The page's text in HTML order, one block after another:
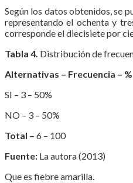
Según los datos obtenidos, se
representando el ochenta y
corresponde el diecisiete por
Tabla 4. Distribución de
Alternativas – Frecuencia – %
SI – 3 – 50%
NO – 3 – 50%
Total – 6 – 100
Fuente: La autora (2013)
Que es fiebre amarilla.